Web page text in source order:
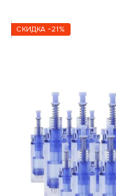
СКИДКА −21%